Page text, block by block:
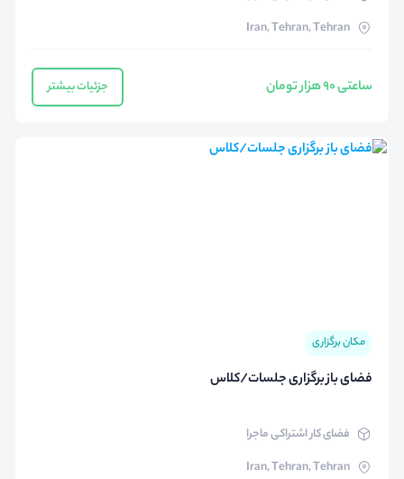
Iran, Tehran, Tehran
ساعتی 90 هزار تومان جزئیات بیشتر
مکان برگزاری
فضای باز برگزاری جلسات/کلاس
فضای کار اشتراکی ماجرا
Iran, Tehran, Tehran